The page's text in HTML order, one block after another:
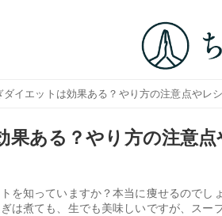
ダイエットは効果ある？やり方の注意点やレ
果ある？やり方の注意
を知っていますか？本当に痩せるのでし
は煮ても、生でも美味しいですが、スー